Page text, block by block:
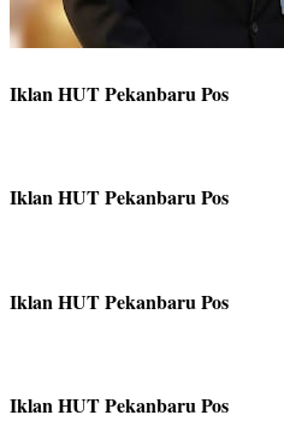
Iklan HUT Pekanbaru Pos
Iklan HUT Pekanbaru Pos
Iklan HUT Pekanbaru Pos
Iklan HUT Pekanbaru Pos